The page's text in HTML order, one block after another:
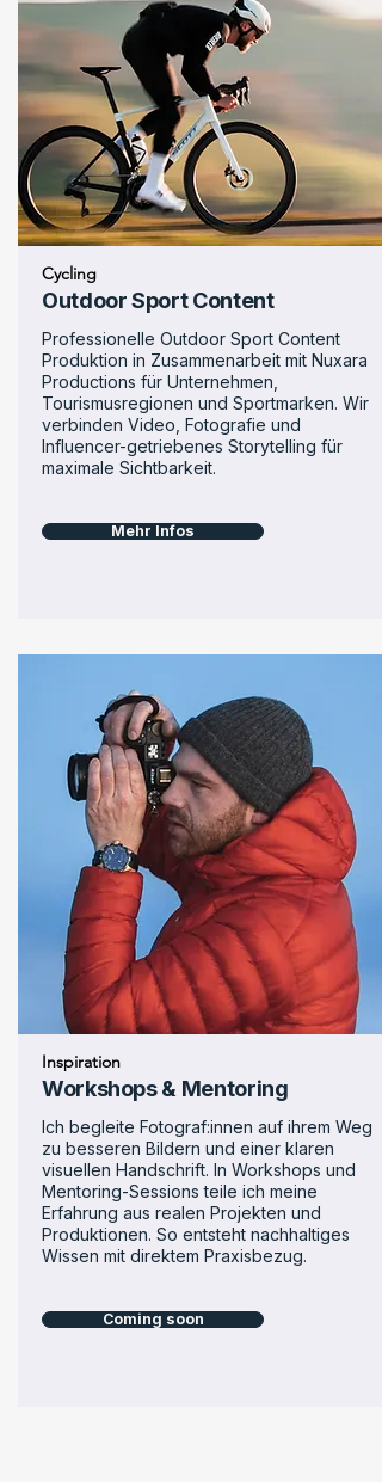
Cycling
Outdoor Sport Content
Professionelle Outdoor Sport Content
Produktion in Zusammenarbeit mit Nuxara
Productions für Unternehmen,
Tourismusregionen und Sportmarken. Wir
verbinden Video, Fotografie und
Influencer-getriebenes Storytelling für
maximale Sichtbarkeit.
Mehr Infos
Inspiration
Workshops & Mentoring
Ich begleite Fotograf:innen auf ihrem Weg
zu besseren Bildern und einer klaren
visuellen Handschrift. In Workshops und
Mentoring-Sessions teile ich meine
Erfahrung aus realen Projekten und
Produktionen. So entsteht nachhaltiges
Wissen mit direktem Praxisbezug.
Coming soon